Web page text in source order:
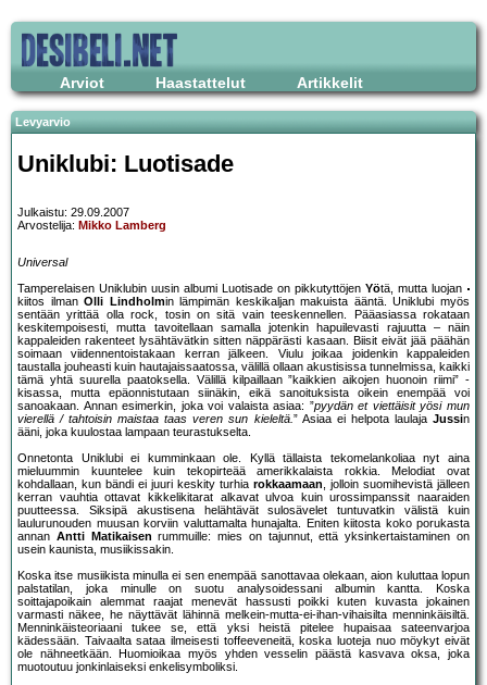
Arviot Haastattelut Artikkelit
Levyarvio
Uniklubi: Luotisade
Julkaistu: 29.09.2007
Arvostelija: Mikko Lamberg
Universal
Tamperelaisen Uniklubin uusin albumi Luotisade on pikkutyttöjen Yötä, mutta luojan
kiitos ilmanOlli Lindholmin lämpimän keskikaljan makuista ääntä. Uniklubi myös
sentään yrittää olla rock, tosin on sitä vain teeskennellen. Pääasiassa rokataan
keskitempoisesti, mutta tavoitellaan samalla jotenkin hapuilevasti rajuutta – näin
kappaleiden rakenteet lysähtävätkin sitten näppärästi kasaan. Biisit eivät jää päähän
soimaan viidennentoistakaan kerran jälkeen. Viulu joikaa joidenkin kappaleiden
taustalla jouheasti kuin hautajaissaatossa, välillä ollaan akustisissa tunnelmissa, kaikki
tämä yhtä suurella paatoksella. Välillä kilpaillaan ”kaikkien aikojen huonoin riimi” -
kisassa, mutta epäonnistutaan siinäkin, eikä sanoituksista oikein enempää voi
sanoakaan. Annan esimerkin, joka voi valaista asiaa: ”pyydän et viettäisit yösi mun
vierellä / tahtoisin maistaa taas veren sun kieleltä.” Asiaa ei helpota laulajaJussin
ääni, joka kuulostaa lampaan teurastukselta.
Onnetonta Uniklubi ei kumminkaan ole. Kyllä tällaista tekomelankoliaa nyt aina
mieluummin kuuntelee kuin tekopirteää amerikkalaista rokkia. Melodiat ovat
kohdallaan, kun bändi ei juuri keskity turhia rokkaamaan, jolloin suomihevistä jälleen
kerran vauhtia ottavat kikkelikitarat alkavat ulvoa kuin urossimpanssit naaraiden
puutteessa. Siksipä akustisena helähtävät sulosävelet tuntuvatkin välistä kuin
laulurunouden muusan korviin valuttamalta hunajalta. Eniten kiitosta koko porukasta
annan Antti Matikaisen rummuille: mies on tajunnut, että yksinkertaistaminen on
usein kaunista, musiikissakin.
Koska itse musiikista minulla ei sen enempää sanottavaa olekaan, aion kuluttaa lopun
palstatilan, joka minulle on suotu analysoidessani albumin kantta. Koska
soittajapoikain alemmat raajat menevät hassusti poikki kuten kuvasta jokainen
varmasti näkee, he näyttävät lähinnä melkein-mutta-ei-ihan-vihaisilta menninkäisiltä.
Menninkäisteoriaani tukee se, että yksi heistä pitelee hupaisaa sateenvarjoa
kädessään. Taivaalta sataa ilmeisesti toffeeveneitä, koska luoteja nuo möykyt eivät
ole nähneetkään. Huomioikaa myös yhden vesselin päästä kasvava oksa, joka
muotoutuu jonkinlaiseksi enkelisymboliksi.